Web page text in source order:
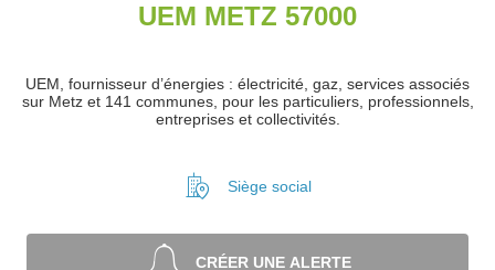
UEM METZ 57000
UEM, fournisseur d’énergies : électricité, gaz, services associés
sur Metz et 141 communes, pour les particuliers, professionnels,
entreprises et collectivités.
Siège social
CRÉER UNE ALERTE